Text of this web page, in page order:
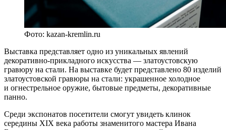
Фото: kazan-kremlin.ru
Выставка представляет одно из уникальных явлений
декоративно-прикладного искусства — златоустовскую
гравюру на стали. На выставке будет представлено 80 изделий
златоустовской гравюры на стали: украшенное холодное
и огнестрельное оружие, бытовые предметы, декоративные
панно.
Среди экспонатов посетители смогут увидеть клинок
середины XIX века работы знаменитого мастера Ивана